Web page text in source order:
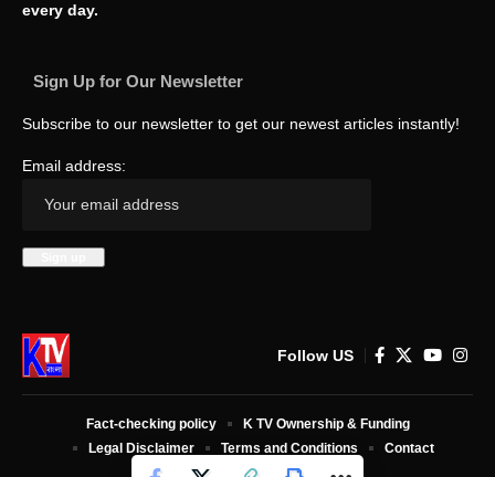
every day.
Sign Up for Our Newsletter
Subscribe to our newsletter to get our newest articles instantly!
Email address:
Follow US
Fact-checking policy
K TV Ownership & Funding
Legal Disclaimer
Terms and Conditions Contact